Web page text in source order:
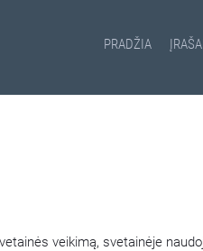
PRADŽIA
veikimą, svetainėje